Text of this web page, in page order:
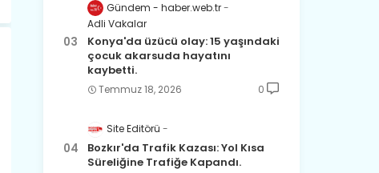
Gündem - haber.web.tr
Adli Vakalar
Konya'da üzücü olay: 15 yaşındaki
çocuk akarsuda hayatını
kaybetti.
Temmuz 18, 2026 0
Site Editörü
Bozkır'da Trafik Kazası: Yol Kısa
Süreliğine Trafiğe Kapandı.